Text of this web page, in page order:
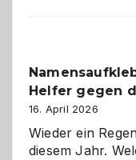
Helfer gegen
16. April 2026
Wieder ein
diesem Jahr.